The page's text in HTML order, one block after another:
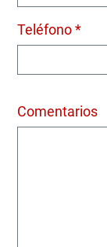
Teléfono *
Comentarios